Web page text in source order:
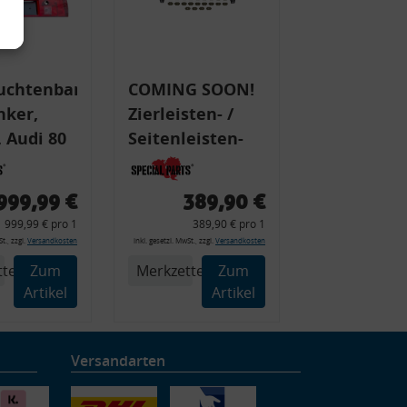
Audi 80
89,
+
€
999,99 € pro 1
zzgl. Versandkosten
Zum
Artikel
COMING SOON!
Zierleisten- /
Seitenleisten-
Set, Audi 80
Cabrio, Coupe,
Zierleiste, 2x
Kappe, Clipse,
Montagewerkzeug)
389,90 €
389,90 € pro 1
inkl. gesetzl. MwSt., zzgl. Versandkosten
Merkzettel
Zum
Artikel
Versandarten